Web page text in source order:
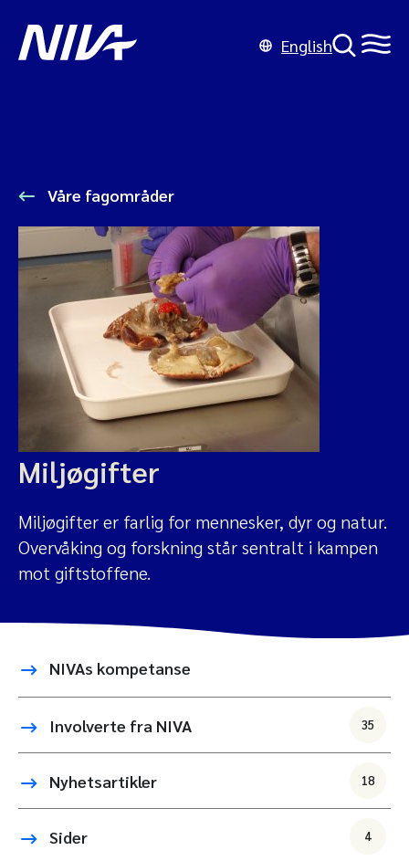
English
Våre fagområder
Miljøgifter
Miljøgifter er farlig for mennesker, dyr og natur.
Overvåking og forskning står sentralt i kampen
mot giftstoffene.
NIVAs kompetanse
Involverte fra NIVA 35
Nyhetsartikler 18
Sider 4